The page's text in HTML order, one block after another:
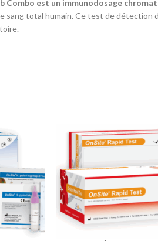
Combo est un immunodosage
sang total humain. Ce test de